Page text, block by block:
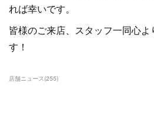
れば幸いです。
皆様のご来店、スタッフ一同心
す！
店舗ニュース(255)